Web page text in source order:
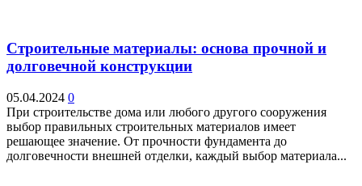
Строительные материалы: основа прочной и
долговечной конструкции
05.04.2024 0
При строительстве дома или любого другого сооружения
выбор правильных строительных материалов имеет
решающее значение. От прочности фундамента до
долговечности внешней отделки, каждый выбор материала...